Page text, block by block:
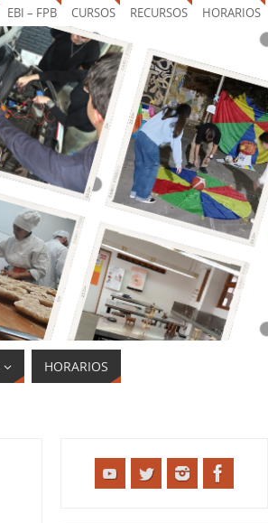
EBI – FPB CURSOS RECURSOS HORARIOS
HORARIOS